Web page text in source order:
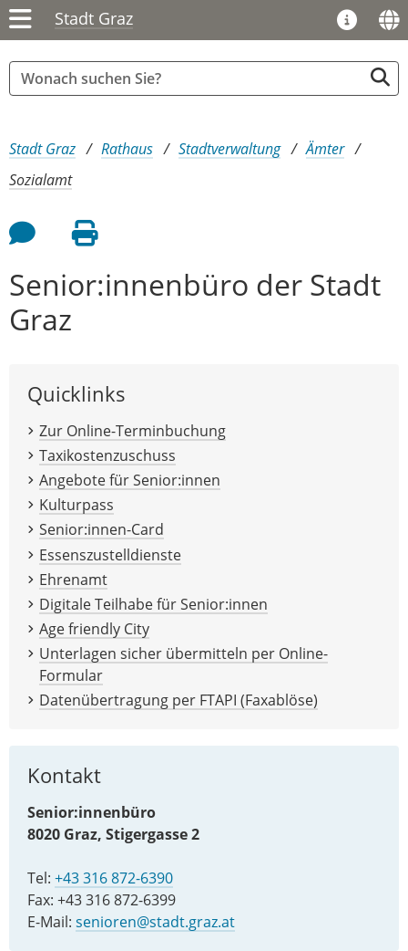
Stadt Graz
Sie sind hier:
Stadt Graz Rathaus Stadtverwaltung
Ämter
Sozialamt
Feedback an Autor
Seite drucken
Senior:innenbüro der Stadt
Graz
Quicklinks
Zur Online-Terminbuchung
Taxikostenzuschuss
Angebote für Senior:innen
Kulturpass
Senior:innen-Card
Essenszustelldienste
Ehrenamt
Digitale Teilhabe für Senior:innen
Age friendly City
Unterlagen sicher übermitteln per Online-
Formular
Datenübertragung per FTAPI (Faxablöse)
Kontakt
Senior:innenbüro
8020 Graz, Stigergasse 2
Tel: +43 316 872-6390
Fax: +43 316 872-6399
E-Mail: senioren@stadt.graz.at